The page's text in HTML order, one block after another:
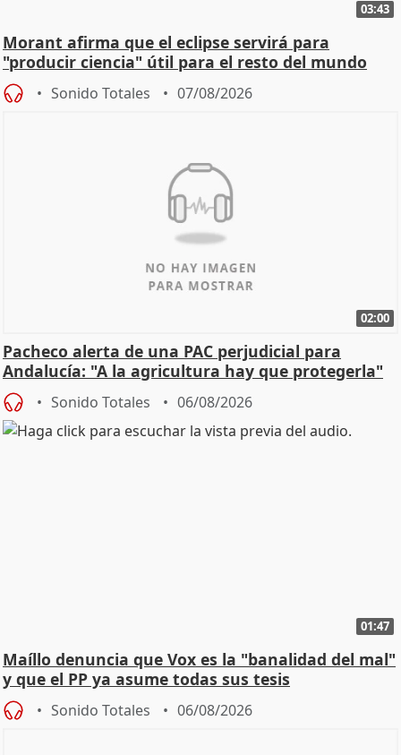
03:43
Morant afirma que el eclipse servirá para
"producir ciencia" útil para el resto del mundo
Sonido Totales 07/08/2026
02:00
Pacheco alerta de una PAC perjudicial para
Andalucía: "A la agricultura hay que protegerla"
Sonido Totales 06/08/2026
01:47
Maíllo denuncia que Vox es la "banalidad del mal"
y que el PP ya asume todas sus tesis
Sonido Totales 06/08/2026